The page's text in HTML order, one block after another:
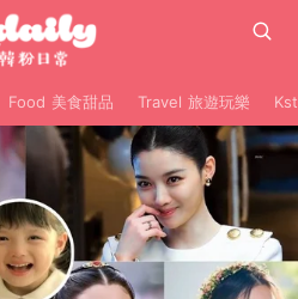
Food 美食甜品 Travel 旅遊玩樂